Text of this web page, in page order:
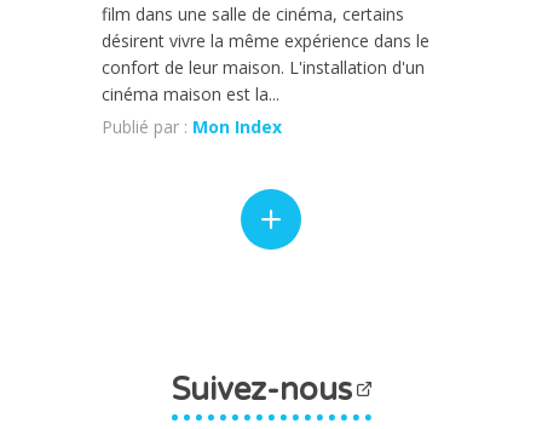
film dans une salle de cinéma, certains
désirent vivre la même expérience dans le
confort de leur maison. L'installation d'un
cinéma maison est la...
Publié par : Mon Index
Suivez-nous